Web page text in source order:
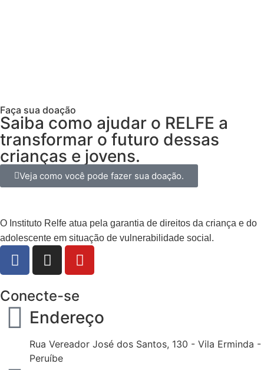
Faça sua doação
Saiba como ajudar o RELFE a
transformar o futuro dessas
crianças e jovens.
Veja como você pode fazer sua doação.
O Instituto Relfe atua pela garantia de direitos da criança e do
adolescente em situação de vulnerabilidade social.
Conecte-se
Endereço
Rua Vereador José dos Santos, 130 - Vila Erminda -
Peruíbe